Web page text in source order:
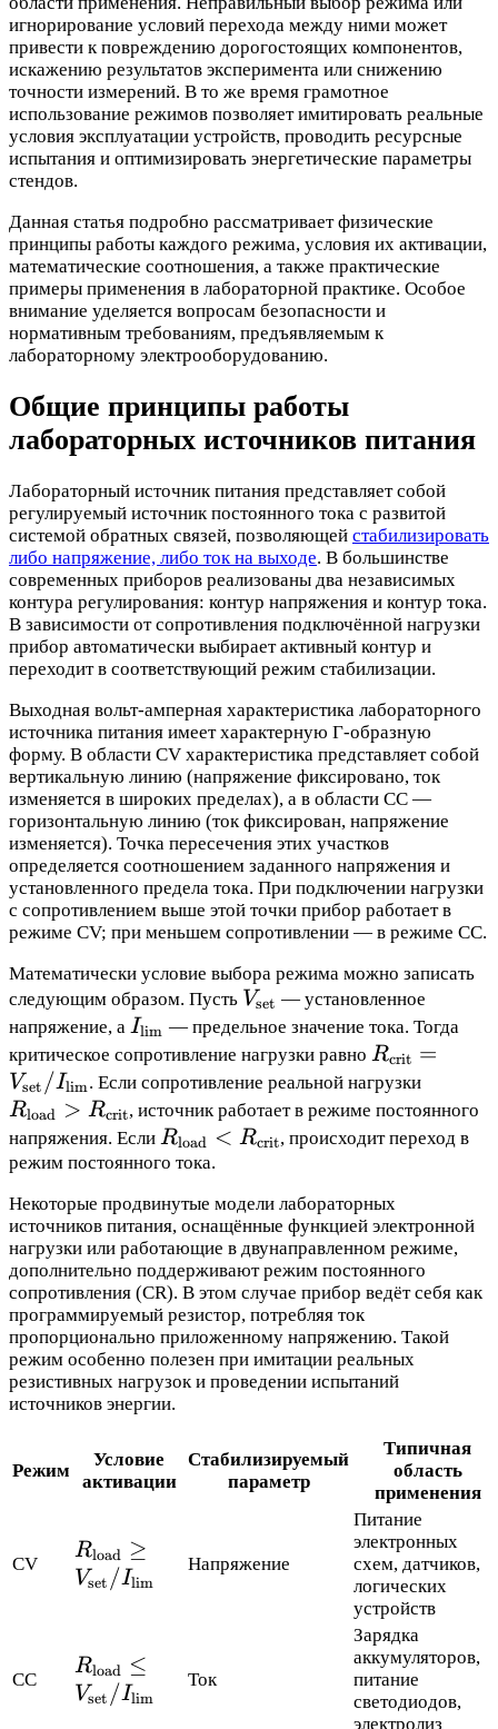
игнорирование условий перехода между ними может
привести к повреждению дорогостоящих компонентов,
искажению результатов эксперимента или снижению
точности измерений. В то же время грамотное
использование режимов позволяет имитировать реальные
условия эксплуатации устройств, проводить ресурсные
испытания и оптимизировать энергетические параметры
стендов.
Данная статья подробно рассматривает физические
принципы работы каждого режима, условия их активации,
математические соотношения, а также практические
примеры применения в лабораторной практике. Особое
внимание уделяется вопросам безопасности и
нормативным требованиям, предъявляемым к
лабораторному электрооборудованию.
Общие принципы работы
лабораторных источников питания
Лабораторный источник питания представляет собой
регулируемый источник постоянного тока с развитой
системой обратных связей, позволяющей стабилизировать
либо напряжение, либо ток на выходе. В большинстве
современных приборов реализованы два независимых
контура регулирования: контур напряжения и контур тока.
В зависимости от сопротивления подключённой нагрузки
прибор автоматически выбирает активный контур и
переходит в соответствующий режим стабилизации.
Выходная вольт-амперная характеристика лабораторного
источника питания имеет характерную Г-образную
форму. В области CV характеристика представляет собой
вертикальную линию (напряжение фиксировано, ток
изменяется в широких пределах), а в области CC —
горизонтальную линию (ток фиксирован, напряжение
изменяется). Точка пересечения этих участков
определяется соотношением заданного напряжения и
установленного предела тока. При подключении нагрузки
с сопротивлением выше этой точки прибор работает в
режиме CV; при меньшем сопротивлении — в режиме CC.
Математически условие выбора режима можно записать
следующим образом. Пусть V_{\text{set}}
Vset — установленное
напряжение, а I_{\text{lim}}
Ilim — предельное значение тока. Тогда
критическое сопротивление нагрузки равно
=
/
Rcrit =
Vset /Ilim. Если сопротивление реальной нагрузки
>
Rload > Rcrit, источник работает в режиме постоянного
напряжения. Если R_{\text{load}}
<
R_{\text{crit}}
Rload < Rcrit, происходит переход в
режим постоянного тока.
Некоторые продвинутые модели лабораторных
источников питания, оснащённые функцией электронной
нагрузки или работающие в двунаправленном режиме,
дополнительно поддерживают режим постоянного
сопротивления (CR). В этом случае прибор ведёт себя как
программируемый резистор, потребляя ток
пропорционально приложенному напряжению. Такой
режим особенно полезен при имитации реальных
резистивных нагрузок и проведении испытаний
источников энергии.
Режим
Условие
активации
Стабилизируемый
параметр
Типичная
область
применения
CV
R_{\text{load}}
\geq
Rload ≥
Vset /Ilim
Напряжение
Питание
электронных
схем, датчиков,
логических
устройств
CC
R_{\text{load}}
\leq
Rload ≤
Vset /Ilim
Ток
Зарядка
аккумуляторов,
питание
светодиодов,
электролиз